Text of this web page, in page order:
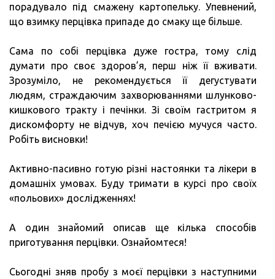
порадувало під смажену картопельку. Упевнений,
що взимку перцівка припаде до смаку ще більше.
Сама по собі перцівка дуже гостра, тому слід
думати про своє здоров’я, перш ніж її вживати.
Зрозуміло, не рекомендується її дегустувати
людям, страждаючим захворюваннями шлунково-
кишкового тракту і печінки. Зі своїм гастритом я
дискомфорту не відчув, хоч печією мучуся часто.
Робіть висновки!
Активно-пасивно готую різні настоянки та лікери в
домашніх умовах. Буду тримати в курсі про своїх
«польових» дослідженнях!
А один знайомий описав ще кілька способів
приготування перцівки. Ознайомтеся!
Сьогодні зняв пробу з моєї перцівки з наступними